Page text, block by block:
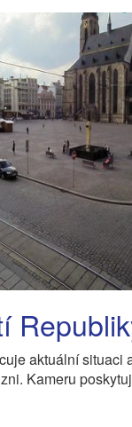
aktuální situaci
Kameru